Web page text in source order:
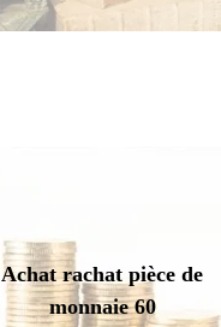
Achat rachat pièce de
monnaie 60